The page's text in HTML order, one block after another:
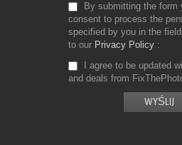
By submitting the form
consent to process the
specified by you in the
to our Privacy Policy
I agree to be updated
and deals from